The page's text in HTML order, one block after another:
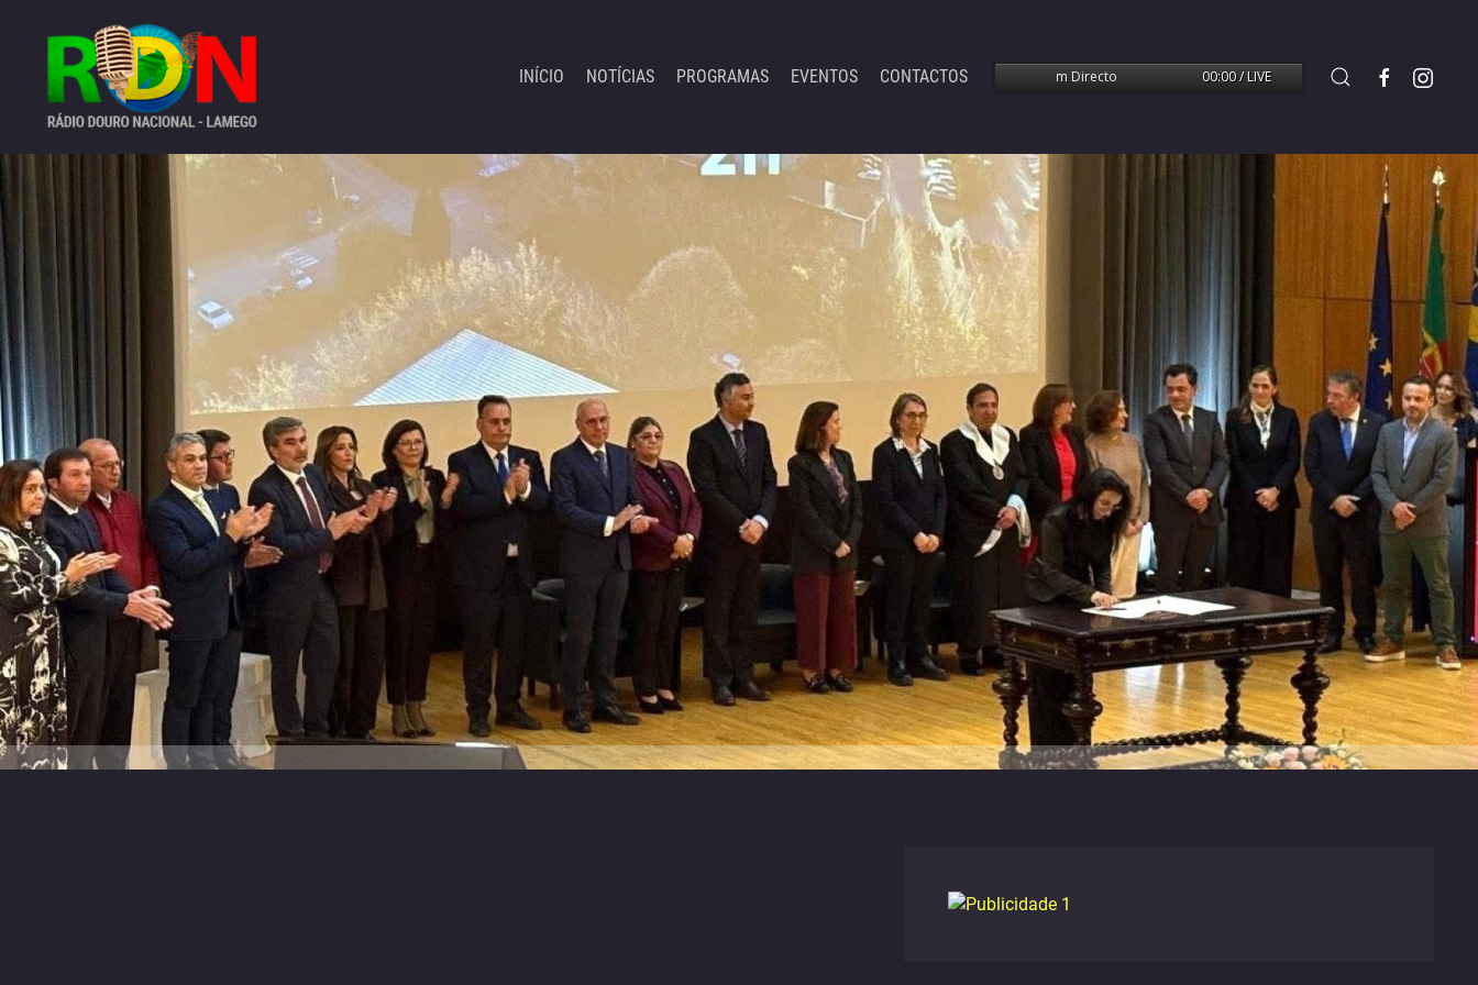
INÍCIO NOTÍCIAS PROGRAMAS EVENTOS CONTACTOSEmissão em Directo 00:00 / LIVE
Lamego assina protocolo com UTAD para abertura do curso de Medicina